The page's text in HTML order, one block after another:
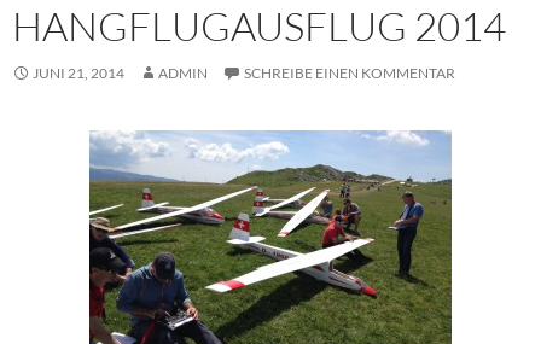
HANGFLUGAUSFLUG 2014
JUNI 21, 2014 ADMIN SCHREIBE EINEN KOMMENTAR